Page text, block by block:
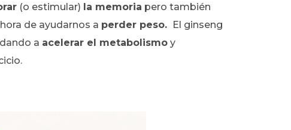
(o estimular) la memoria pero también
de ayudarnos a perder peso. El ginseng
a acelerar el metabolismo y